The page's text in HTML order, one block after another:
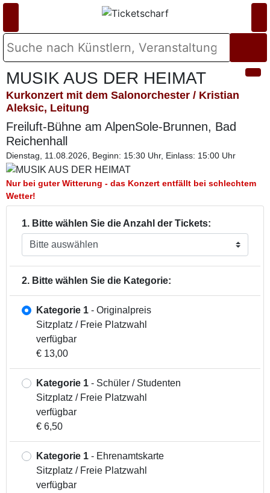
MUSIK AUS DER HEIMAT
Kurkonzert mit dem Salonorchester / Kristian
Aleksic, Leitung
Freiluft-Bühne am AlpenSole-Brunnen, Bad
Reichenhall
Dienstag, 11.08.2026, Beginn: 15:30 Uhr, Einlass: 15:00 Uhr
Nur bei guter Witterung - das Konzert entfällt bei schlechtem
Wetter!
1. Bitte wählen Sie die Anzahl der Tickets:
2. Bitte wählen Sie die Kategorie:
Kategorie 1 - Originalpreis
Sitzplatz / Freie Platzwahl
verfügbar
€ 13,00
Kategorie 1 - Schüler / Studenten
Sitzplatz / Freie Platzwahl
verfügbar
€ 6,50
Kategorie 1 - Ehrenamtskarte
Sitzplatz / Freie Platzwahl
verfügbar